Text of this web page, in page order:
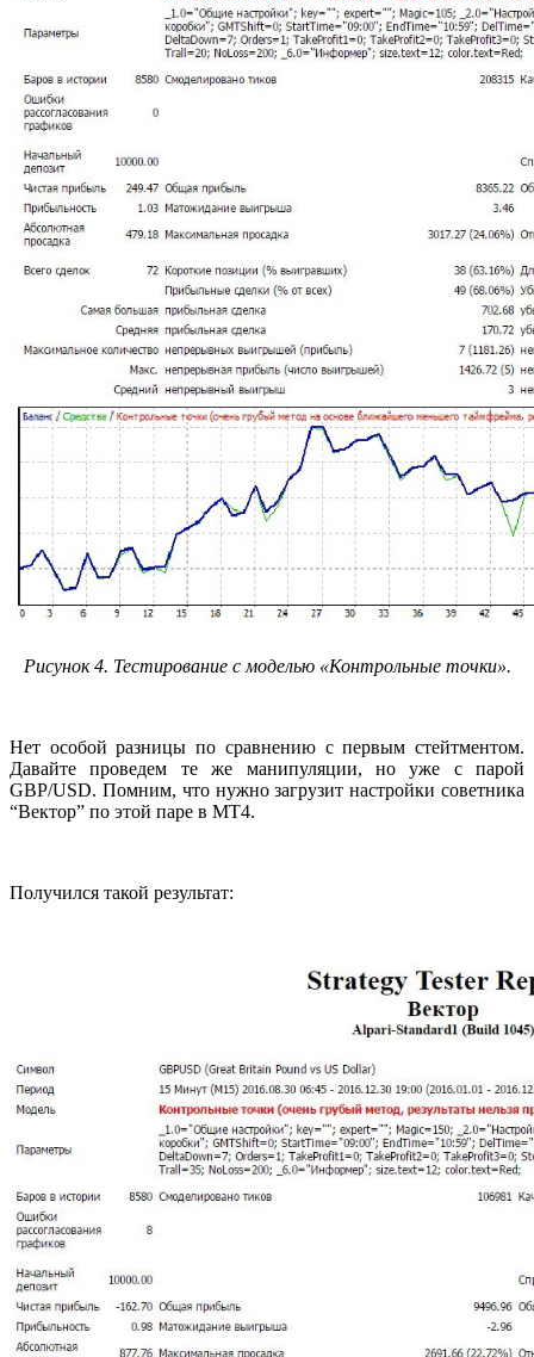
Рисунок 4. Тестирование с моделью «Контрольные точки».
Нет особой разницы по сравнению с первым стейтментом.
Давайте проведем те же манипуляции, но уже с парой
GBP/USD. Помним, что нужно загрузит настройки советника
“Вектор” по этой паре в МТ4.
Получился такой результат: